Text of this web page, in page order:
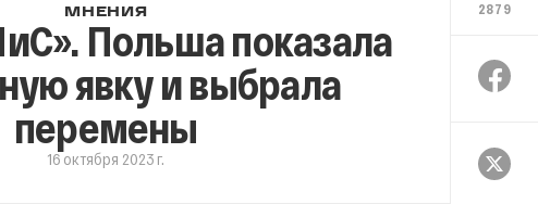
2879
МНЕНИЯ
Польша показала
явку и выбрала
перемены
16 октября 2023 г.